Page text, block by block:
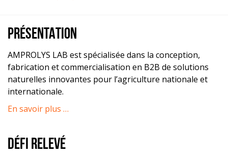
PRÉSENTATION
AMPROLYS LAB est spécialisée dans la conception,
fabrication et commercialisation en B2B de solutions
naturelles innovantes pour l’agriculture nationale et
internationale.
En savoir plus …
DÉFI RELEVÉ